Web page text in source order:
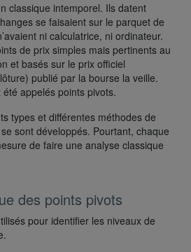
classique intemporel. Ils datent
se faisaient sur le parquet de
ni calculatrice, ni ordinateur.
de prix simples mais pertinents au
et basés sur le prix officiel
publié par la bourse la veille.
appelés points pivots.
types et différentes méthodes de
sont développés. Pourtant, chaque
de faire une analyse classique
des points pivots
pour identifier les niveaux de